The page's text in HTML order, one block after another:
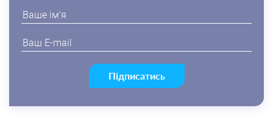
Підписатись